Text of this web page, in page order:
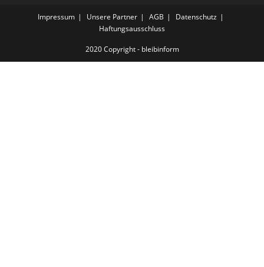
Impressum Unsere Partner AGB
Datenschutz
Haftungsausschluss
2020 Copyright - bleibinform